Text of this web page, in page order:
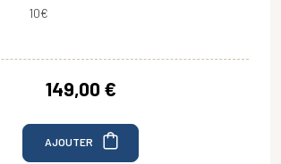
10€
149,00 €
AJOUTER